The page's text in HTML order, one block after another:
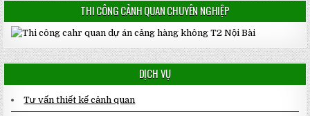
THI CÔNG CẢNH QUAN CHUYÊN NGHIỆP
DỊCH VỤ
Tư vấn thiết kế cảnh quan